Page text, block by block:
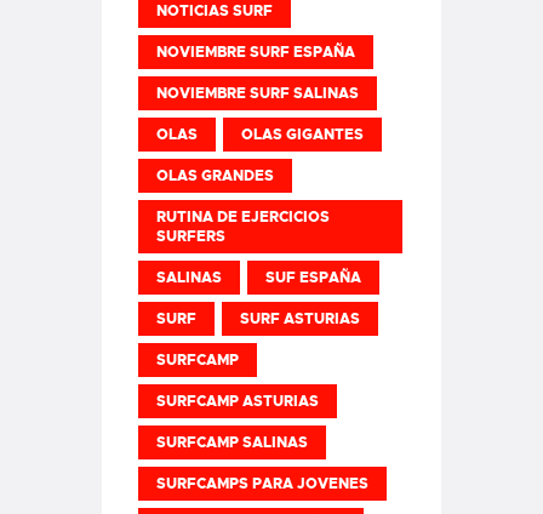
NOTICIAS SURF
NOVIEMBRE SURF ESPAÑA
NOVIEMBRE SURF SALINAS
OLAS OLAS GIGANTES
OLAS GRANDES
RUTINA DE EJERCICIOS
SURFERS
SALINAS SUF ESPAÑA
SURF SURF ASTURIAS
SURFCAMP
SURFCAMP ASTURIAS
SURFCAMP SALINAS
SURFCAMPS PARA JOVENES